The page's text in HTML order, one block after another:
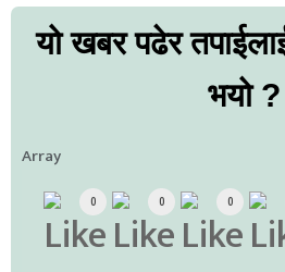
यो खबर पढेर
भयो ?
Array
0 0 0